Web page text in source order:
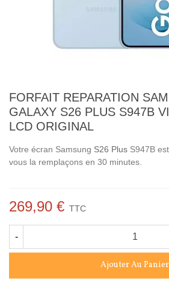
FORFAIT REPARATION
GALAXY S26 PLUS S947B
LCD ORIGINAL
Votre écran Samsung S26 Plus S947B
vous la remplaçons en 30 minutes.
269,90 € TTC
-
Ajouter Au Panier